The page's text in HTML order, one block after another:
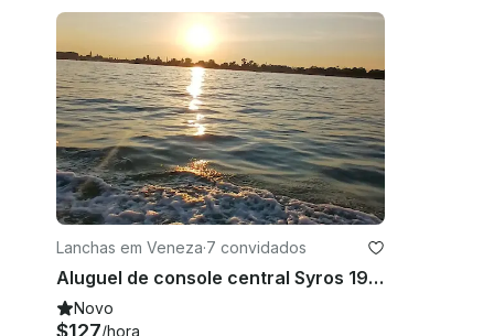
Lanchas em Veneza·7 convidados
Aluguel de console central Syros 19 em Venezia, Itália
Novo
/hora